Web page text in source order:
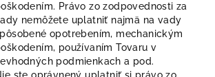
Právo zo zodpovednosti za
nemôžete uplatniť najmä na vady
opotrebením, mechanickým
používaním Tovaru v
podmienkach a pod.